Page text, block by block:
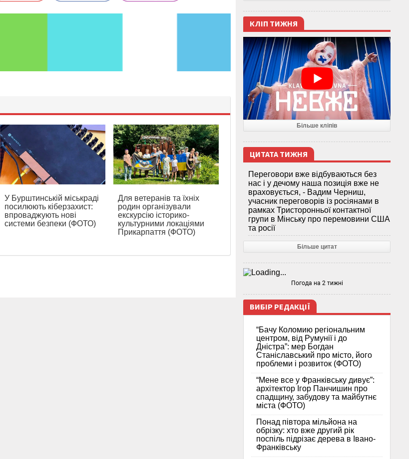
У Бурштинській міськраді
посилюють кіберзахист:
впроваджують нові
системи безпеки (ФОТО)
Для ветеранів та їхніх
родин організували
екскурсію історико-
культурними локаціями
Прикарпаття (ФОТО)
КЛІП ТИЖНЯ
Більше кліпів
ЦИТАТА ТИЖНЯ
Переговори вже відбуваються без
нас і у дечому наша позиція вже не
враховується, - Вадим Черниш,
учасник переговорів із росіянами в
рамках Тристоронньої контактної
групи в Мінську про перемовини США
та росії
Більше цитат
Погода на 2 тижні
ВИБІР РЕДАКЦІЇ
“Бачу Коломию регіональним
центром, від Румунії і до
Дністра”: мер Богдан
Станіславський про місто, його
проблеми і розвиток (ФОТО)
“Мене все у Франківську дивує”:
архітектор Ігор Панчишин про
спадщину, забудову та майбутнє
міста (ФОТО)
Понад півтора мільйона на
обрізку: хто вже другий рік
поспіль підрізає дерева в Івано-
Франківську